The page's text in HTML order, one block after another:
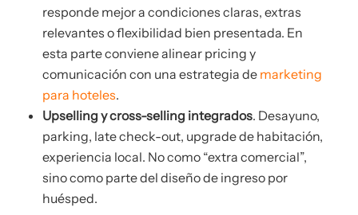
responde mejor a condiciones claras, extras
relevantes o flexibilidad bien presentada. En
esta parte conviene alinear pricing y
comunicación con una estrategia de marketing
para hoteles.
Upselling y cross-selling integrados. Desayuno,
parking, late check-out, upgrade de habitación,
experiencia local. No como “extra comercial”,
sino como parte del diseño de ingreso por
huésped.